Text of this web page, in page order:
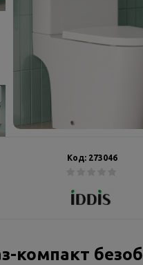
Код: 273046
компакт